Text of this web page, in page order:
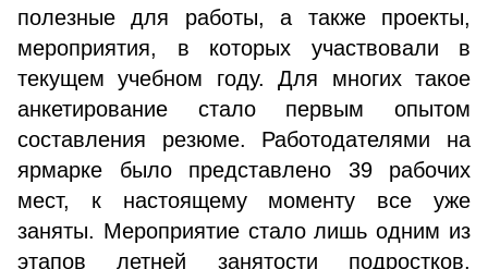
полезные для работы, а также проекты,
мероприятия, в которых участвовали в
текущем учебном году. Для многих такое
анкетирование стало первым опытом
составления резюме. Работодателями на
ярмарке было представлено 39 рабочих
мест, к настоящему моменту все уже
заняты. Мероприятие стало лишь одним из
этапов летней занятости подростков,